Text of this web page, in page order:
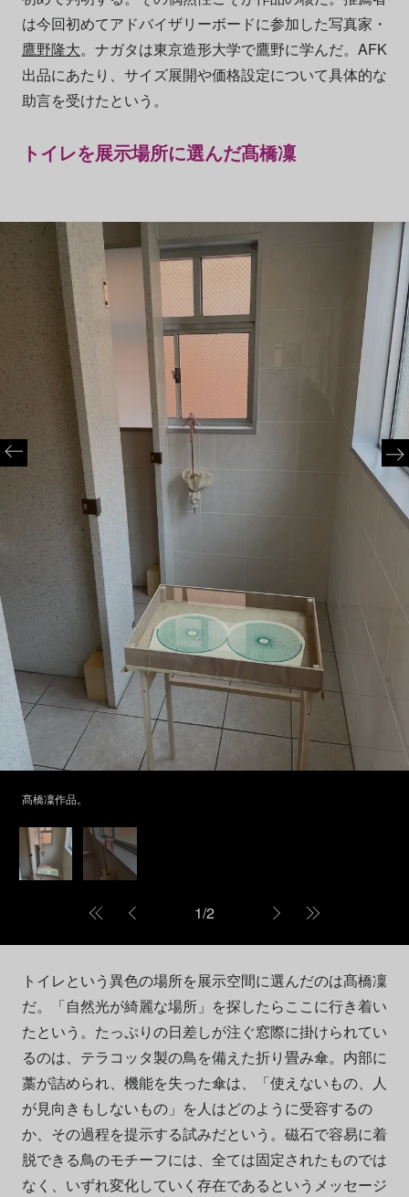
は今回初めてアドバイザリーボードに参加した写真家・
鷹野隆大。ナガタは東京造形大学で鷹野に学んだ。AFK
出品にあたり、サイズ展開や価格設定について具体的な
助言を受けたという。
トイレを展示場所に選んだ髙橋凜
髙橋凜作品。
1/2
トイレという異色の場所を展示空間に選んだのは髙橋凜
だ。「自然光が綺麗な場所」を探したらここに行き着い
たという。たっぷりの日差しが注ぐ窓際に掛けられてい
るのは、テラコッタ製の鳥を備えた折り畳み傘。内部に
藁が詰められ、機能を失った傘は、「使えないもの、人
が見向きもしないもの」を人はどのように受容するの
か、その過程を提示する試みだという。磁石で容易に着
脱できる鳥のモチーフには、全ては固定されたものでは
なく、いずれ変化していく存在であるというメッセージ